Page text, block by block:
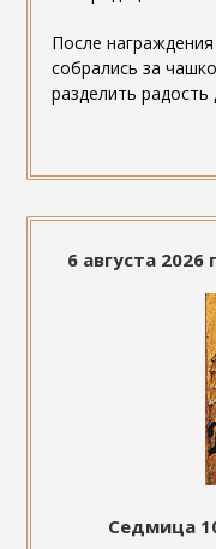
После
собрались за
разделить радость
6 августа 2026
Седмица